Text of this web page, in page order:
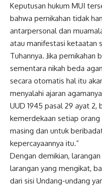
Keputusan hukum MUI
bahwa pernikahan tidak
antarpersonal dan
atau manifestasi ketaatan
Tuhannya. Jika pernikahan
sementara nikah beda
secara otomatis hal itu
menyalahi ajaran
UUD 1945 pasal 29 ayat 2,
kemerdekaan setiap
masing dan untuk
kepercayaannya itu.”
Dengan demikian,
larangan yang mengikat,
dari sisi Undang-undang